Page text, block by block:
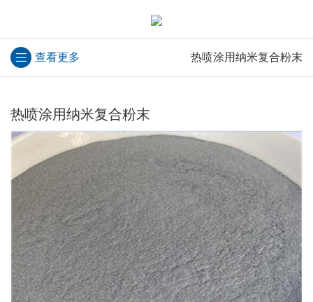
查看更多 热喷涂用纳米复合粉末
热喷涂用纳米复合粉末